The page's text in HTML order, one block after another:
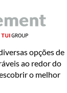
opções de
ao redor do
o melhor